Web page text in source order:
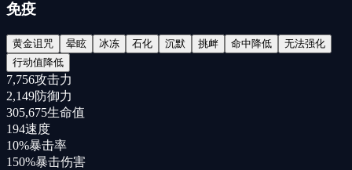
免疫
黄金诅咒 晕眩 冰冻 石化 沉默 挑衅 命中降低
无法强化
行动值降低
7,756攻击力
2,149防御力
305,675生命值
194速度
10%暴击率
150%暴击伤害